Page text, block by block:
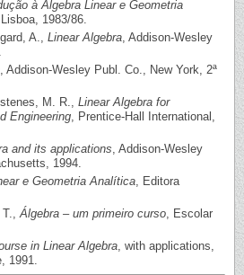
à Álgebra Linear e Geometria
1983/86.
A., Linear Algebra, Addison-Wesley
, Addison-Wesley Publ. Co., New York, 2ª
M. R., Linear Algebra for
Engineering, Prentice-Hall International,
and its applications, Addison-Wesley
1994.
e Geometria Analítica, Editora
T.,Álgebra – um primeiro curso, Escolar
in Linear Algebra, with applications,
1991.